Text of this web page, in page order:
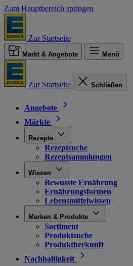
Zum Hauptbereich springen
Zur Startseite
Markt & Angebote Menü
Zur Startseite Schließen
Angebote
Märkte
Rezepte
Rezeptsuche
Rezeptsammlungen
Wissen
Bewusste Ernährung
Ernährungsformen
Lebensmittelwissen
Marken & Produkte
Sortiment
Produktsuche
Produktherkunft
Nachhaltigkeit